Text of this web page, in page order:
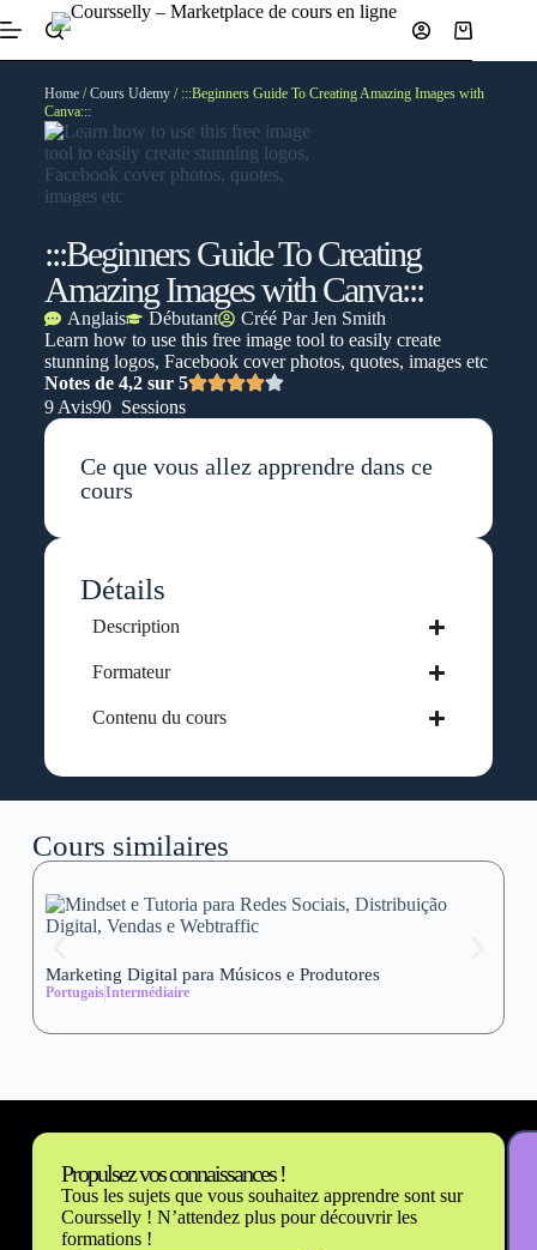
Home/Cours Udemy/ :::Beginners Guide To Creating Amazing Images with
Canva:::
:::Beginners Guide To Creating
Amazing Images with Canva:::
Anglais Débutant Créé ParJen Smith
Learn how to use this free image tool to easily create
stunning logos, Facebook cover photos, quotes, images etc
Notes de 4,2 sur 5
9 Avis90 Sessions
Ce que vous allez apprendre dans ce
cours
Détails
Description
Formateur
Contenu du cours
Cours similaires
Marketing Digital para Músicos e Produtores
PortugaisIntermédiaire
Propulsez vos connaissances !
Tous les sujets que vous souhaitez apprendre sont sur
Coursselly ! N’attendez plus pour découvrir les
formations !